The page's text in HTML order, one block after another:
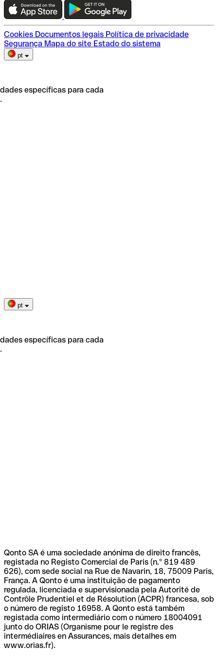
Escolha do plano
Cookies Documentos legais Política de privacidade
Segurança Mapa do site Estado do sistema
pt
específicas para cada
pt
específicas para cada
Qonto SA é uma sociedade anónima de direito francês,
registada no Registo Comercial de Paris (n.º 819 489
626), com sede social na Rue de Navarin, 18, 75009 Paris,
França. A Qonto é uma instituição de pagamento
regulada, licenciada e supervisionada pela Autorité de
Contrôle Prudentiel et de Résolution (ACPR) francesa, sob
o número de registo 16958. A Qonto está também
registada como intermediário com o número 18004091
junto do ORIAS (Organisme pour le registre des
intermédiaires en Assurances, mais detalhes em
www.orias.fr).